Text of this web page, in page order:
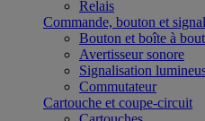
Relais
Commande, bouton et
Bouton et boîte à
Avertisseur sonore
Signalisation
Commutateur
Cartouche et coupe-circuit